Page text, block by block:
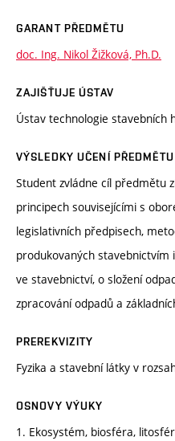
GARANT PŘEDMĚTU
doc. Ing. Nikol Žižková, Ph.D.
ZAJIŠŤUJE ÚSTAV
Ústav technologie stavebních
VÝSLEDKY UČENÍ PŘEDMĚTU
Student zvládne cíl předmětu
principech souvisejícími s
legislativních předpisech,
produkovaných
ve stavebnictví, o složení
zpracování odpadů a
PREREKVIZITY
Fyzika a stavební látky v
OSNOVY VÝUKY
1. Ekosystém, biosféra,